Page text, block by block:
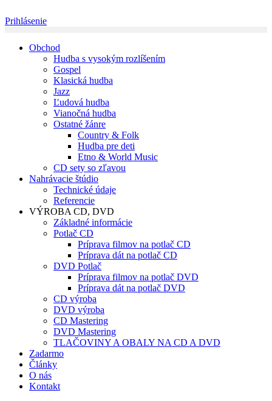
Prihlásenie
Obchod
Hudba s vysokým rozlíšením
Gospel
Klasická hudba
Jazz
Ľudová hudba
Vianočná hudba
Ostatné žánre
Country & Folk
Hudba pre deti
Etno & World Music
CD sety so zľavou
Nahrávacie štúdio
Technické údaje
Referencie
VÝROBA CD, DVD
Základné informácie
Potlač CD
Príprava filmov na potlač CD
Príprava dát na potlač CD
DVD Potlač
Príprava filmov na potlač DVD
Príprava dát na potlač DVD
CD výroba
DVD výroba
CD Mastering
DVD Mastering
TLAČOVINY A OBALY NA CD A DVD
Zadarmo
Články
O nás
Kontakt